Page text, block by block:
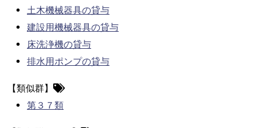
土木機械器具の貸与
建設用機械器具の貸与
床洗浄機の貸与
排水用ポンプの貸与
【類似群】
第３７類